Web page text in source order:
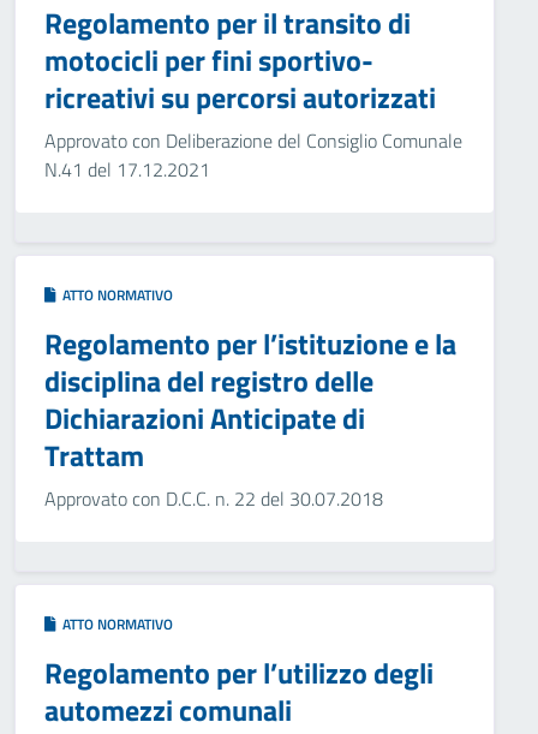
Regolamento per il transito di
motocicli per fini sportivo-
ricreativi su percorsi autorizzati
Approvato con Deliberazione del Consiglio Comunale
N.41 del 17.12.2021
ATTO NORMATIVO
Regolamento per l’istituzione e la
disciplina del registro delle
Dichiarazioni Anticipate di
Trattam
Approvato con D.C.C. n. 22 del 30.07.2018
ATTO NORMATIVO
Regolamento per l’utilizzo degli
automezzi comunali